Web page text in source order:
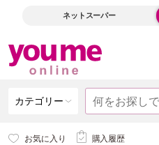
ネットスーパー
カテゴリー
お気に入り 購入履歴